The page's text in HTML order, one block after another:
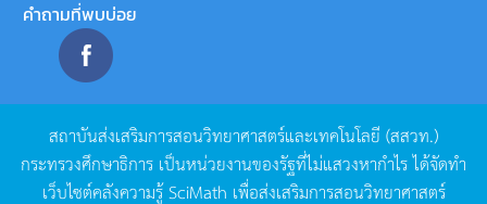
คำถามที่พบบ่อย
สถาบันส่งเสริมการสอนวิทยาศาสตร์และเทคโนโลยี (สสวท.)
กระทรวงศึกษาธิการ เป็นหน่วยงานของรัฐที่ไม่แสวงหากำไรได้จัดทำ
เว็บไซต์คลังความรู้SciMath เพื่อส่งเสริมการสอนวิทยาศาสตร์